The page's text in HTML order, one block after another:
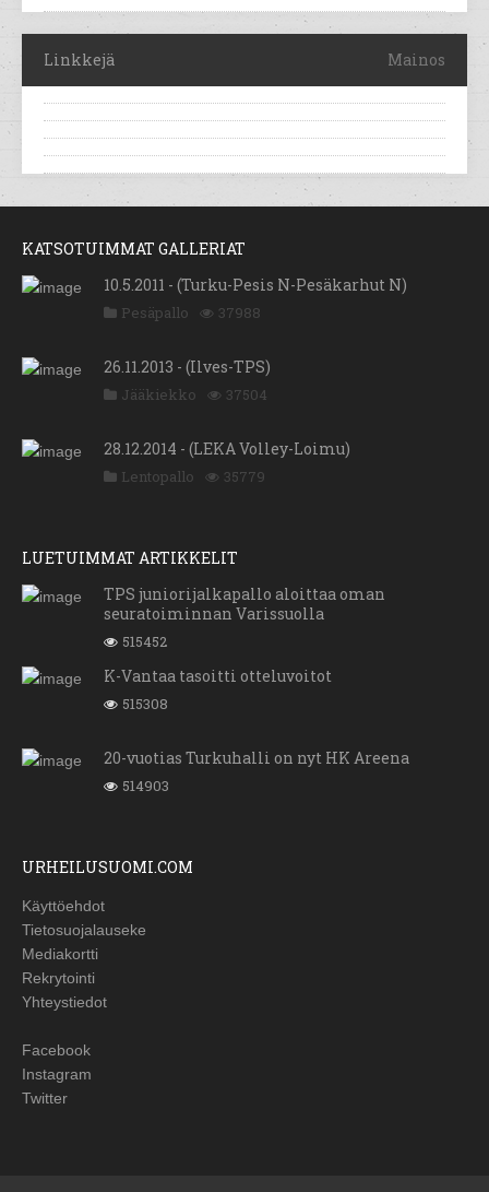
Linkkejä Mainos
KATSOTUIMMAT GALLERIAT
10.5.2011 - (Turku-Pesis N-Pesäkarhut N)
Pesäpallo 37988
26.11.2013 - (Ilves-TPS)
Jääkiekko 37504
28.12.2014 - (LEKA Volley-Loimu)
Lentopallo 35779
LUETUIMMAT ARTIKKELIT
TPS juniorijalkapallo aloittaa oman
seuratoiminnan Varissuolla
515452
K-Vantaa tasoitti otteluvoitot
515308
20-vuotias Turkuhalli on nyt HK Areena
514903
URHEILUSUOMI.COM
Käyttöehdot
Tietosuojalauseke
Mediakortti
Rekrytointi
Yhteystiedot
Facebook
Instagram
Twitter